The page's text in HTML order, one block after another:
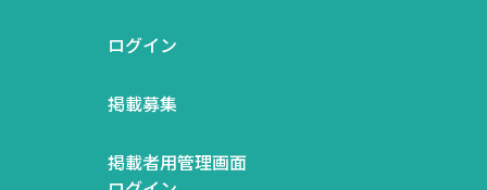
ログイン
掲載募集
掲載者用管理画面